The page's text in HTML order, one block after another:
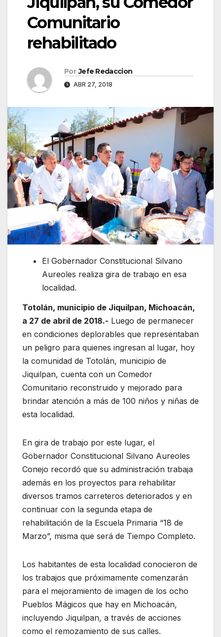
Comunitario
rehabilitado
Por Jefe Redaccion
ABR 27, 2018
El Gobernador Constitucional Silvano
Aureoles realiza gira de trabajo en esa
localidad.
Totolán, municipio de Jiquilpan, Michoacán,
a 27 de abril de 2018.- Luego de permanecer
en condiciones deplorables que representaban
un peligro para quienes ingresan al lugar, hoy
la comunidad de Totolán, municipio de
Jiquilpan, cuenta con un Comedor
Comunitario reconstruido y mejorado para
brindar atención a más de 100 niños y niñas de
esta localidad.
En gira de trabajo por este lugar, el
Gobernador Constitucional Silvano Aureoles
Conejo recordó que su administración trabaja
además en los proyectos para rehabilitar
diversos tramos carreteros deteriorados y en
continuar con la segunda etapa de
rehabilitación de la Escuela Primaria “18 de
Marzo”, misma que será de Tiempo Completo.
Los habitantes de esta localidad conocieron de
los trabajos que próximamente comenzarán
para el mejoramiento de imagen de los ocho
Pueblos Mágicos que hay en Michoacán,
incluyendo Jiquilpan, a través de acciones
como el remozamiento de sus calles.